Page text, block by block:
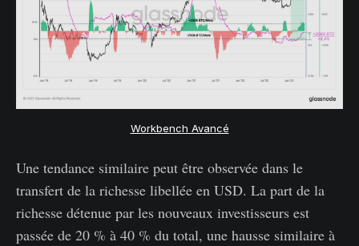
Workbench Avancé
Une tendance similaire peut être observée dans le
transfert de la richesse libellée en USD. La part de la
richesse détenue par les nouveaux investisseurs est
passée de 20 % à 40 % du total, une hausse similaire à